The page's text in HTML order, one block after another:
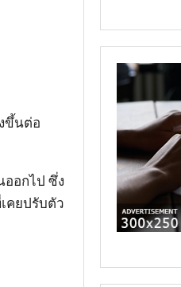
ขึ้นต่อ
ออกไป ซึ่ง
คยปรับตัว